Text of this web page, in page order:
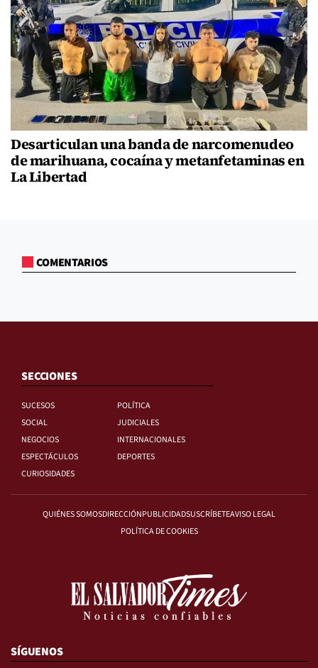
Desarticulan una banda de narcomenudeo
de marihuana, cocaína y metanfetaminas en
La Libertad
COMENTARIOS
SECCIONES
SUCESOS
POLÍTICA
SOCIAL
JUDICIALES
NEGOCIOS
INTERNACIONALES
ESPECTÁCULOS
DEPORTES
CURIOSIDADES
QUIÉNES SOMOSDIRECCIÓNPUBLICIDADSUSCRÍBETEAVISO LEGAL
POLÍTICA DE COOKIES
SÍGUENOS